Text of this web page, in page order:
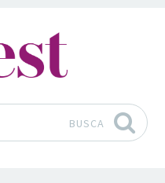
BUSCA